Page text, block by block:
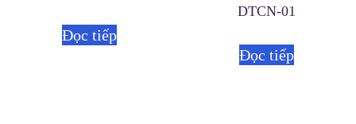
Đọc tiếp
DTCN-01
Đọc tiếp